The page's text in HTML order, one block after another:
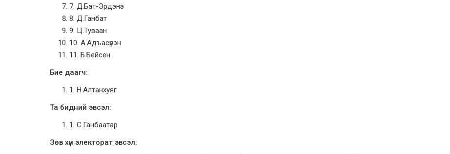
7. Д.Бат-Эрдэнэ
8. Д.Ганбат
9. Ц.Туваан
10. А.Адъасүрэн
11. Б.Бейсен
Бие даагч:
1. Н.Алтанхуяг
Та бидний эвсэл:
1. С.Ганбаатар
Зөв хүн электорат эвсэл: